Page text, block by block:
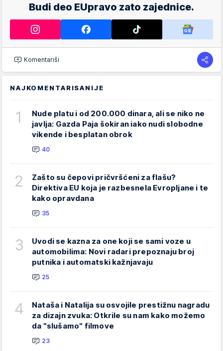
Budi deo EUpravo zato zajednice.
Komentariši
NAJKOMENTARISANIJE
1
Nude platu i od 200.000 dinara, ali se niko ne
javlja: Gazda Paja šokiran iako nudi slobodne
vikende i besplatan obrok
40
2
Zašto su čepovi pričvršćeni za flašu?
Direktiva EU koja je razbesnela Evropljane i te
kako opravdana
35
3
Uvodi se kazna za one koji se sami voze u
automobilima: Novi radari prepoznaju broj
putnika i automatski kažnjavaju
25
4
Nataša i Natalija su osvojile prestižnu nagradu
za dizajn zvuka: Otkrile su nam kako možemo
da "slušamo" filmove
23